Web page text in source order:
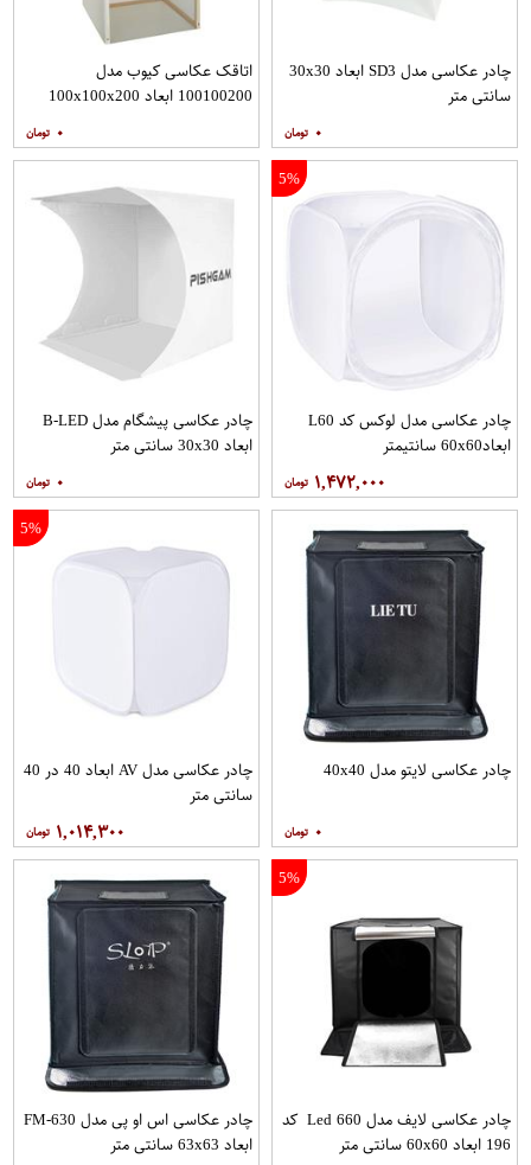
چادر عکاسی مدل SD3 ابعاد 30x30
سانتی متر
۰
اتاقک عکاسی کیوب مدل
100100200 ابعاد 100x100x200
۰
5%
چادر عکاسی مدل لوکس کد L60
ابعاد60x60 سانتیمتر
۱,۴۷۲,۰۰۰
چادر عکاسی پیشگام مدل B-LED
ابعاد 30x30 سانتی متر
۰
چادر عکاسی لایتو مدل 40x40
۰
5%
چادر عکاسی مدل AV ابعاد 40 در 40
سانتی متر
۱,۰۱۴,۳۰۰
5%
چادر عکاسی لایف مدل Led 660 کد
196 ابعاد 60x60 سانتی متر
چادر عکاسی اس او پی مدل FM-630
ابعاد 63x63 سانتی متر